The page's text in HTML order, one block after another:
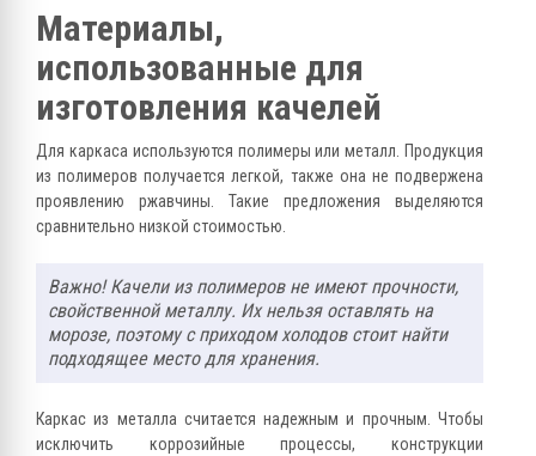
Материалы,
использованные для
изготовления качелей
Для каркаса используются полимеры или металл. Продукция
из полимеров получается легкой, также она не подвержена
проявлению ржавчины. Такие предложения выделяются
сравнительно низкой стоимостью.
Важно! Качели из полимеров не имеют прочности,
свойственной металлу. Их нельзя оставлять на
морозе, поэтому с приходом холодов стоит найти
подходящее место для хранения.
Каркас из металла считается надежным и прочным. Чтобы
исключить коррозийные процессы, конструкции